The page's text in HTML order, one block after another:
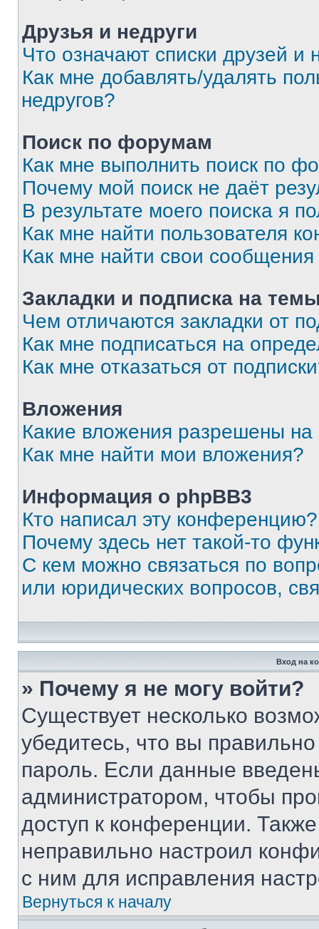
Друзья и недруги
Что означают списки друзей и
Как мне добавлять/удалять
недругов?
Поиск по форумам
Как мне выполнить поиск по
Почему мой поиск не даёт
В результате моего поиска я
Как мне найти пользователя
Как мне найти свои
Закладки и подписка на
Чем отличаются закладки от
Как мне подписаться на
Как мне отказаться от
Вложения
Какие вложения разрешены
Как мне найти мои вложения?
Информация о phpBB3
Кто написал эту конференцию?
Почему здесь нет такой-то
С кем можно связаться по
или юридических вопросов,
Вход на
» Почему я не могу войти?
Существует несколько
убедитесь, что вы
пароль. Если данные
администратором, чтобы
доступ к конференции.
неправильно настроил
с ним для исправления
Вернуться к началу